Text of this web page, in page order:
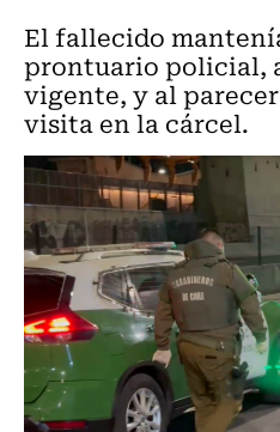
El fallecido
prontuario policial,
vigente, y al
visita en la cárcel.